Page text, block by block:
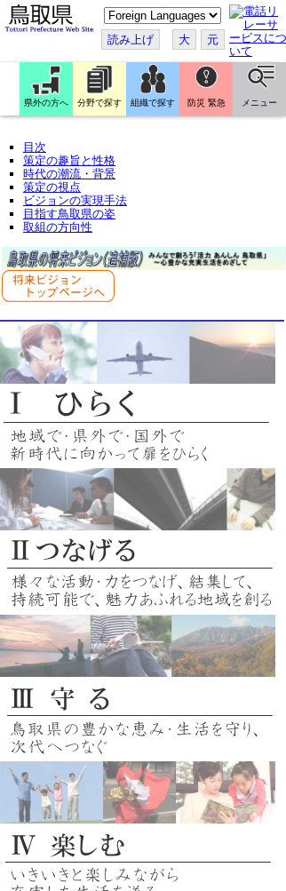
こ
の
ペ
ー
ジ
を
翻
訳
す
読み上げ 大 元
県外の方へ 分野で探す 組織で探す 防災 緊急 メニュー
目次
策定の趣旨と性格
時代の潮流・背景
策定の視点
ビジョンの実現手法
目指す鳥取県の姿
取組の方向性